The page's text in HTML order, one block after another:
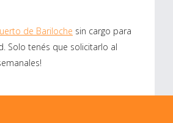
de Bariloche sin cargo para
Solo tenés que solicitarlo al